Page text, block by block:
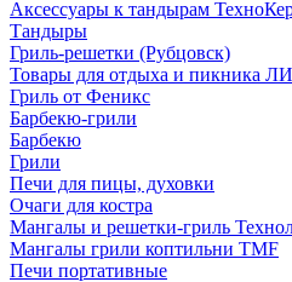
Аксессуары к тандырам
Тандыры
Гриль-решетки (Рубцовск)
Товары для отдыха и пикника
Гриль от Феникс
Барбекю-грили
Барбекю
Грили
Печи для пицы, духовки
Очаги для костра
Мангалы и решетки-гриль
Мангалы грили коптильни TMF
Печи портативные